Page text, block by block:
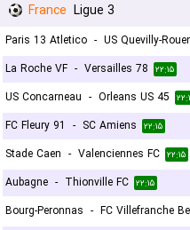
France Ligue 3
Paris 13 Atletico -
La Roche VF - Versailles 78 ۲۲:۱۵
US Concarneau - Orleans US 45
FC Fleury 91 - SC Amiens ۲۲:۱۵
Stade Caen - Valenciennes FC ۲۲:۱۵
Aubagne - Thionville FC ۲۲:۱۵
Bourg-Peronnas -